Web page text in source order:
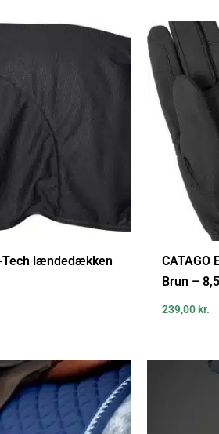
Tech lændedækken
CATAGO
Brun – 8,5
239,00 kr.